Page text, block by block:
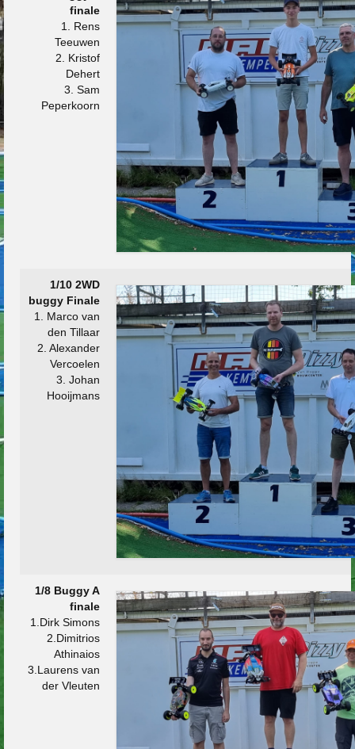
finale
1. Rens
Teeuwen
2. Kristof
Dehert
3. Sam
Peperkoorn
1/10 2WD
buggy Finale
1. Marco van
den Tillaar
2. Alexander
Vercoelen
3. Johan
Hooijmans
1/8 Buggy A
finale
1.Dirk Simons
2.Dimitrios
Athinaios
3.Laurens van
der Vleuten